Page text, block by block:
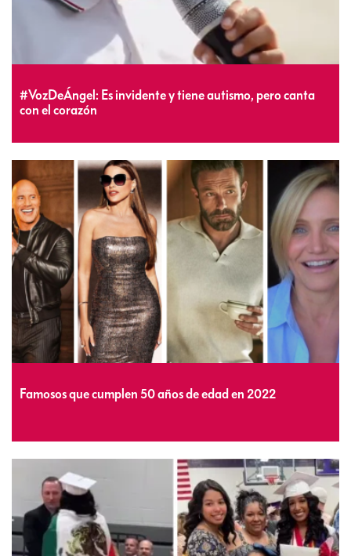
#VozDeÁngel: Es invidente y tiene autismo, pero canta
con el corazón
Famosos que cumplen 50 años de edad en 2022